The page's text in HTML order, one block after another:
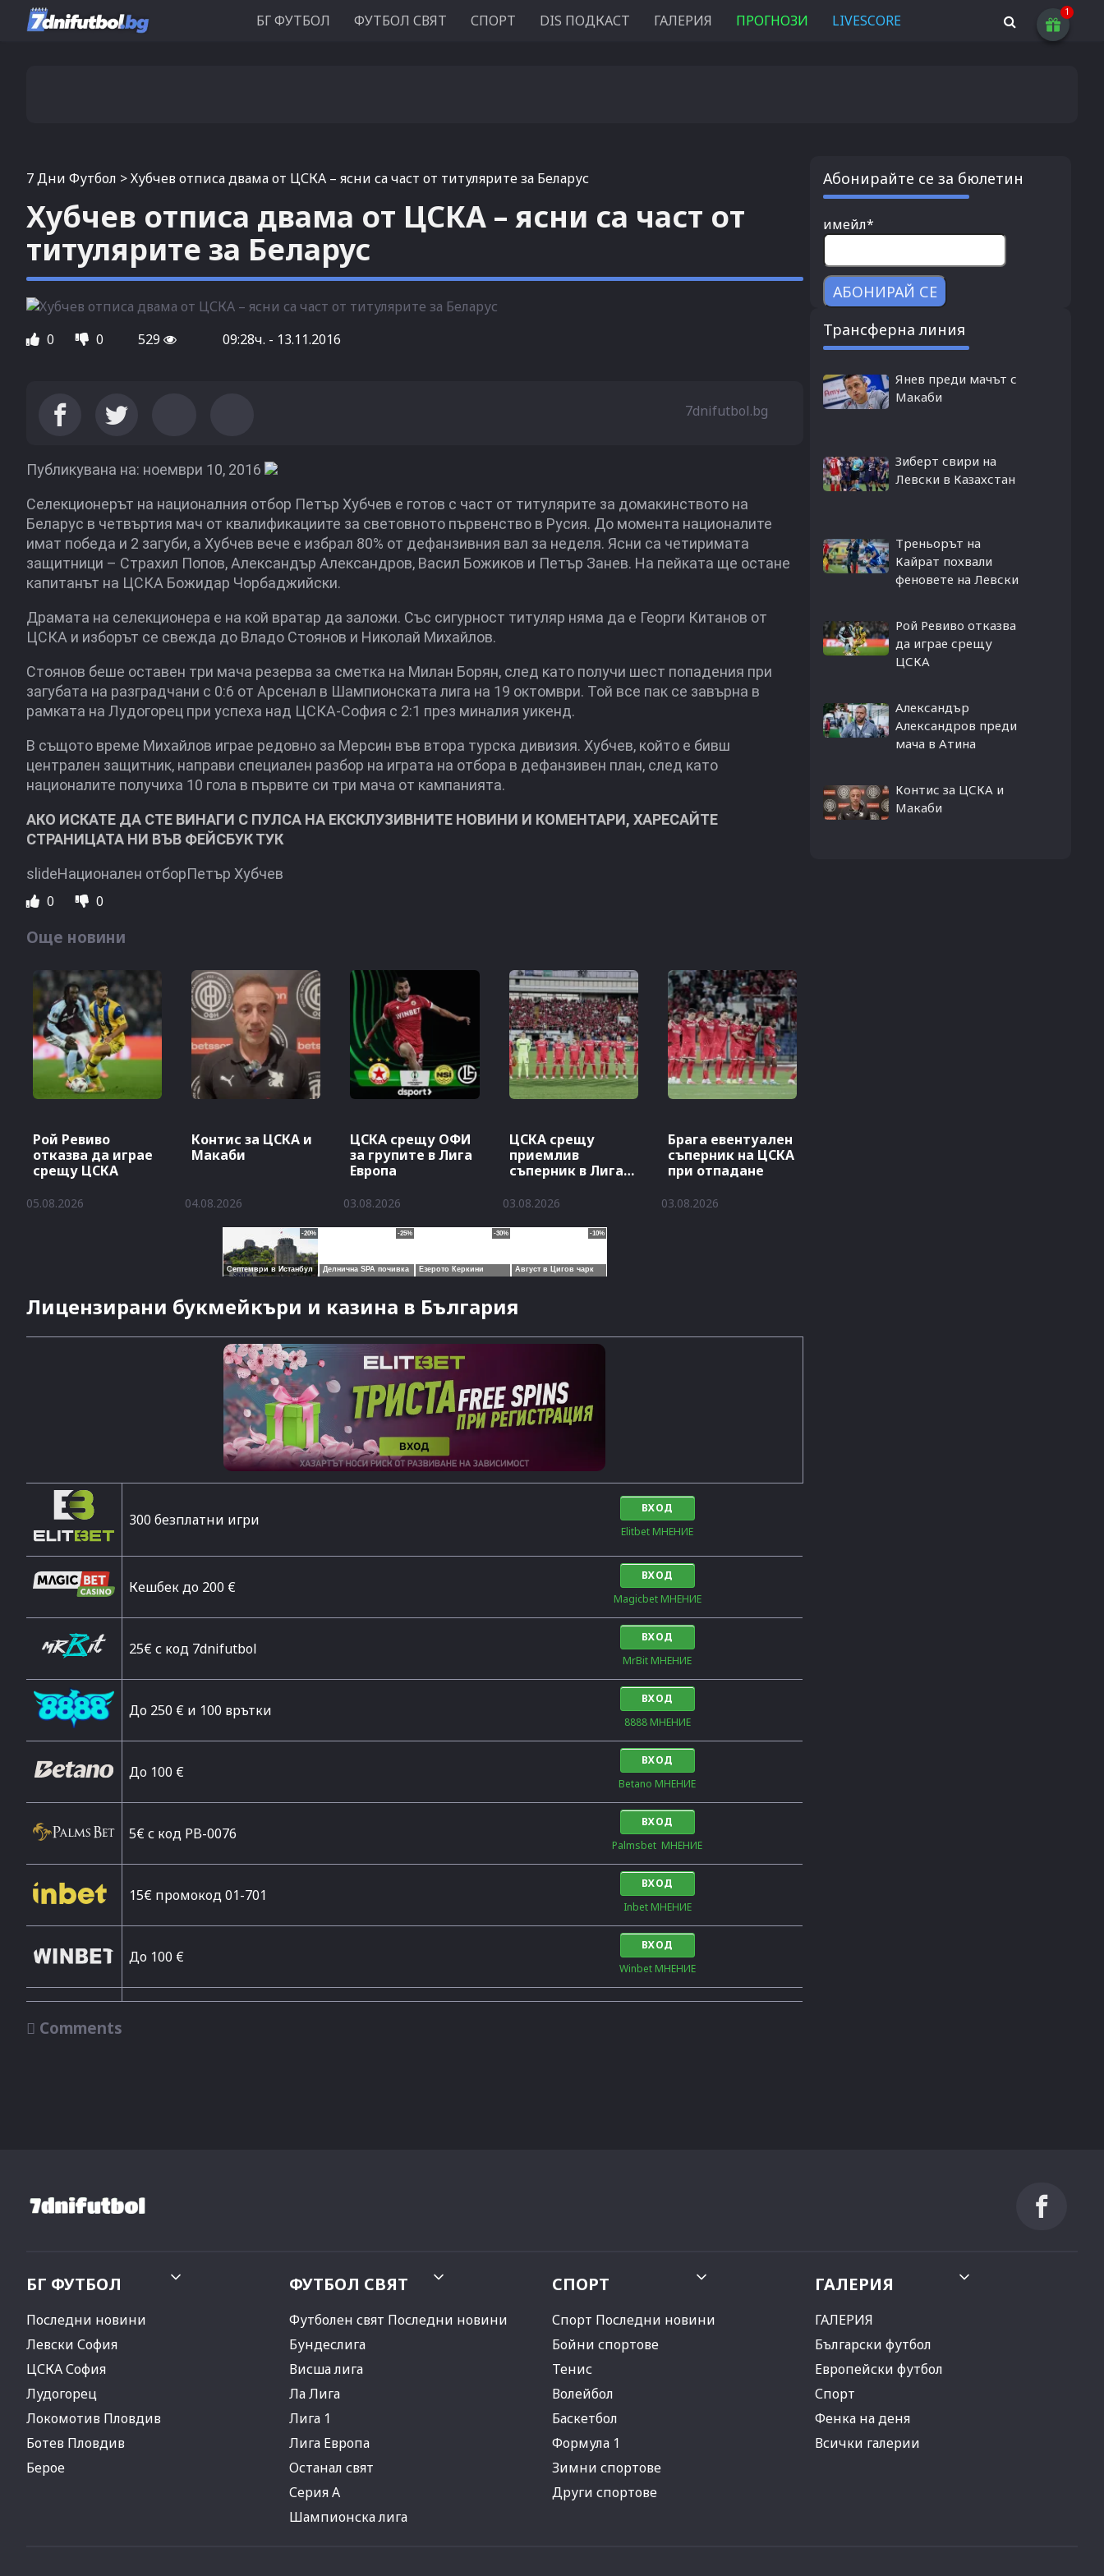
БГ ФУТБОЛ ФУТБОЛ СВЯТ СПОРТ DIS ПОДКАСТ ГАЛЕРИЯ ПРОГНОЗИ LIVESCORE
7 Дни Футбол >Хубчев отписа двама от ЦСКА – ясни са част от титулярите за Беларус
Хубчев отписа двама от ЦСКА – ясни са част от
титулярите за Беларус
0 0 529 09:28ч. - 13.11.2016
7dnifutbol.bg
Публикувана на: ноември 10, 2016
Селекционерът на националния отбор Петър Хубчев е готов с част от титулярите за домакинството на
Беларус в четвъртия мач от квалификациите за световното първенство в Русия. До момента националите
имат победа и 2 загуби, а Хубчев вече е избрал 80% от дефанзивния вал за неделя. Ясни са четиримата
защитници – Страхил Попов, Александър Александров, Васил Божиков и Петър Занев. На пейката ще остане
капитанът на ЦСКА Божидар Чорбаджийски.
Драмата на селекционера е на кой вратар да заложи. Със сигурност титуляр няма да е Георги Китанов от
ЦСКА и изборът се свежда до Владо Стоянов и Николай Михайлов.
Стоянов беше оставен три мача резерва за сметка на Милан Борян, след като получи шест попадения при
загубата на разградчани с 0:6 от Арсенал в Шампионската лига на 19 октомври. Той все пак се завърна в
рамката на Лудогорец при успеха над ЦСКА-София с 2:1 през миналия уикенд.
В същото време Михайлов играе редовно за Мерсин във втора турска дивизия. Хубчев, който е бивш
централен защитник, направи специален разбор на играта на отбора в дефанзивен план, след като
националите получиха 10 гола в първите си три мача от кампанията.
АКО ИСКАТЕ ДА СТЕ ВИНАГИ С ПУЛСА НА ЕКСКЛУЗИВНИТЕ НОВИНИ И КОМЕНТАРИ, ХАРЕСАЙТЕ
СТРАНИЦАТА НИ ВЪВ ФЕЙСБУК ТУК
slideНационален отборПетър Хубчев
0 0
Още новини
Рой Ревиво
отказва да играе
срещу ЦСКА
05.08.2026
Контис за ЦСКА и
Макаби
04.08.2026
ЦСКА срещу ОФИ
за групите в Лига
Европа
03.08.2026
ЦСКА срещу
приемлив
съперник в Лига
03.08.2026
Брага евентуален
съперник на ЦСКА
при отпадане
03.08.2026
Лицензирани букмейкъри и казина в България
300 безплатни игри
ВХОД
Elitbet МНЕНИЕ
Кешбек до 200 €
ВХОД
Magicbet МНЕНИЕ
25€ с код 7dnifutbol
ВХОД
MrBit МНЕНИЕ
До 250 € и 100 врътки
ВХОД
8888 МНЕНИЕ
Дo 100 €
ВХОД
Betano МНЕНИЕ
5€ с код PB-0076
ВХОД
Palmsbet  МНЕНИЕ
15€ промокод 01-701
ВХОД
Inbet МНЕНИЕ
До 100 €
ВХОД
Winbet МНЕНИЕ
 Comments
Абонирайте се за бюлетин
имейл*
Трансферна линия
Янев преди мачът с
Макаби
Зиберт свири на
Левски в Казахстан
Треньорът на
Кайрат похвали
феновете на Левски
Рой Ревиво отказва
да играе срещу
ЦСКА
Александър
Александров преди
мача в Атина
Контис за ЦСКА и
Макаби
БГ ФУТБОЛ
Последни новини
Левски София
ЦСКА София
Лудогорец
Локомотив Пловдив
Ботев Пловдив
Берое
ФУТБОЛ СВЯТ
Футболен свят Последни новини
Бундеслига
Висша лига
Ла Лига
Лига 1
Лига Европа
Останал свят
Серия А
Шампионска лига
СПОРТ
Спорт Последни новини
Бойни спортове
Тенис
Волейбол
Баскетбол
Формула 1
Зимни спортове
Други спортове
ГАЛЕРИЯ
ГАЛЕРИЯ
Български футбол
Европейски футбол
Спорт
Фенка на деня
Всички галерии